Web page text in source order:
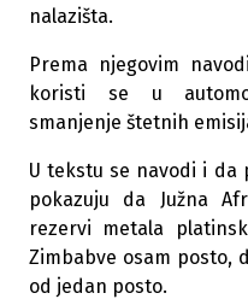
nalazišta.
Prema njegovim
koristi se u
smanjenje štetnih
U tekstu se navodi i da
pokazuju da Južna
rezervi metala
Zimbabve osam posto,
od jedan posto.